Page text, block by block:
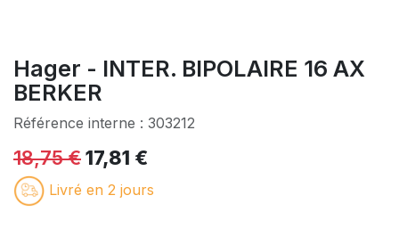
Hager - INTER. BIPOLAIRE 16 AX
BERKER
Référence interne : 303212
18,75€17,81 €
Livré en 2 jours